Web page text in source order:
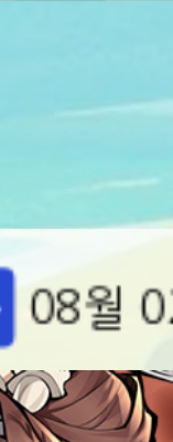
(완료)
08월
[석기삼